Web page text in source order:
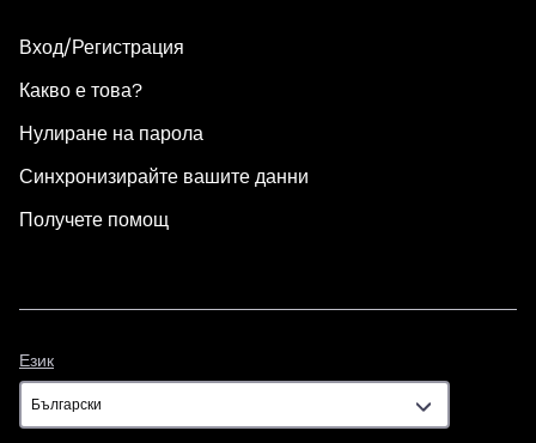
Вход/Регистрация
Какво е това?
Нулиране на парола
Синхронизирайте вашите данни
Получете помощ
Език